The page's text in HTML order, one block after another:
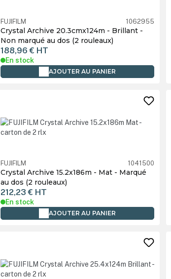
FUJIFILM 1062955
Crystal Archive 20.3cmx124m - Brillant -
Non marqué au dos (2 rouleaux)
188,96 € HT
En stock
AJOUTER AU PANIER
FUJIFILM 1041500
Crystal Archive 15.2x186m - Mat - Marqué
au dos (2 rouleaux)
212,23 € HT
En stock
AJOUTER AU PANIER